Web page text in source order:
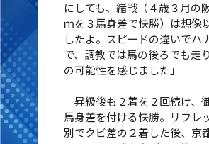
にしても、緒戦（４歳３月の
ｍを３馬身差で快勝）は想像
したよ。スピードの違いでハ
で、調教では馬の後ろでも走
の可能性を感じました」
昇級後も２着を２回続け、
馬身差を付ける快勝。リフレ
別でクビ差の２着した後、京